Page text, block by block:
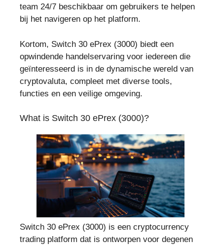
team 24/7 beschikbaar om gebruikers te helpen
bij het navigeren op het platform.
Kortom, Switch 30 ePrex (3000) biedt een
opwindende handelservaring voor iedereen die
geïnteresseerd is in de dynamische wereld van
cryptovaluta, compleet met diverse tools,
functies en een veilige omgeving.
What is Switch 30 ePrex (3000)?
Switch 30 ePrex (3000) is een cryptocurrency
trading platform dat is ontworpen voor degenen